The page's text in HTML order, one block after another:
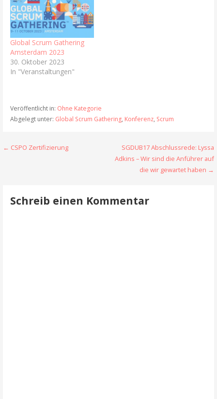
Global Scrum Gathering
Amsterdam 2023
30. Oktober 2023
In "Veranstaltungen"
Veröffentlicht in: Ohne Kategorie
Abgelegt unter: Global Scrum Gathering, Konferenz, Scrum
Beitragsnavigation
← CSPO Zertifizierung
SGDUB17 Abschlussrede: Lyssa
Adkins – Wir sind die Anführer auf
die wir gewartet haben →
Schreib einen Kommentar